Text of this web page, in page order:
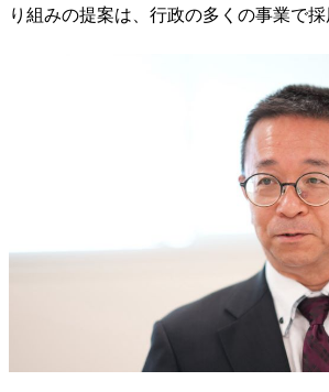
り組みの提案は、行政の多くの事業で採